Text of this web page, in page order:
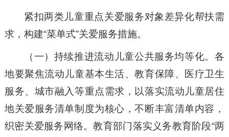
紧扣两类儿童重点关爱服务对象差异化帮扶需
求，构建“菜单式”关爱服务措施。
（一）持续推进流动儿童公共服务均等化。各
地要聚焦流动儿童基本生活、教育保障、医疗卫生
服务、城市融入等重点需求，以落实流动儿童居住
地关爱服务清单制度为核心，不断丰富清单内容，
织密关爱服务网络。教育部门落实义务教育阶段“两